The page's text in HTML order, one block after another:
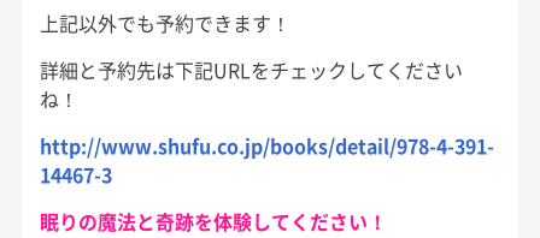
上記以外でも予約できます！
詳細と予約先は下記URLをチェックしてください
ね！
http://www.shufu.co.jp/books/detail/978-4-391-
14467-3
眠りの魔法と奇跡を体験してください！